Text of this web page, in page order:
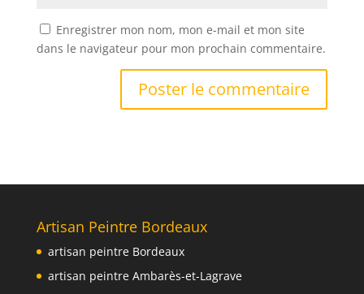
Enregistrer mon nom, mon e-mail et mon site
dans le navigateur pour mon prochain commentaire.
Artisan Peintre Bordeaux
artisan peintre Bordeaux
artisan peintre Ambarès-et-Lagrave